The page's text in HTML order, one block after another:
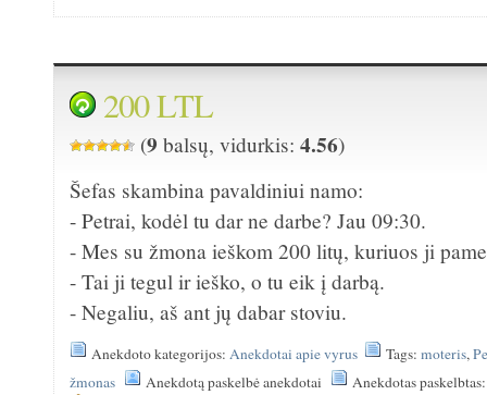
200 LTL
(9 balsų, vidurkis:4.56)
Šefas skambina pavaldiniui namo:
- Petrai, kodėl tu dar ne darbe? Jau 09:30.
- Mes su žmona ieškom 200 litų, kuriuos ji
- Tai ji tegul ir ieško, o tu eik į darbą.
- Negaliu, aš ant jų dabar stoviu.
Anekdoto kategorijos:Anekdotai apie vyrus Tags:moteris,
žmonas
Anekdotą paskelbė anekdotai Anekdotas